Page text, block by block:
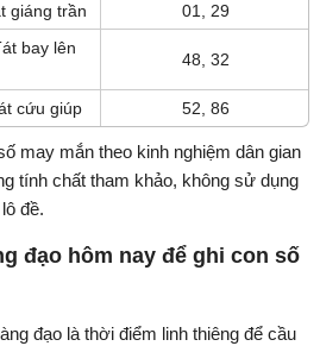
giáng trần
01, 29
bay lên
48, 32
cứu giúp 52, 86
may mắn theo kinh nghiệm dân gian
tính chất tham khảo, không sử dụng
đề.
đạo hôm nay để ghi con số
đạo là thời điểm linh thiêng để cầu